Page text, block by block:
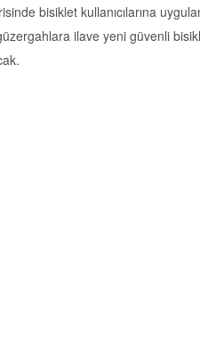
bisiklet kullanıcılarına
ilave yeni güvenli